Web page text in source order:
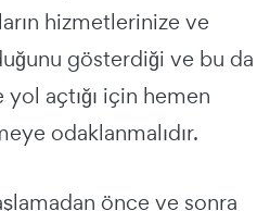
hizmetlerinize ve
gösterdiği ve bu da
açtığı için hemen
odaklanmalıdır.
önce ve sonra